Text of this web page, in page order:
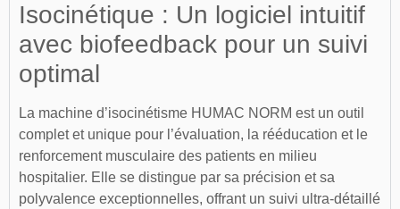
Isocinétique : Un logiciel intuitif
avec biofeedback pour un suivi
optimal
La machine d’isocinétisme HUMAC NORM est un outil
complet et unique pour l’évaluation, la rééducation et le
renforcement musculaire des patients en milieu
hospitalier. Elle se distingue par sa précision et sa
polyvalence exceptionnelles, offrant un suivi ultra-détaillé